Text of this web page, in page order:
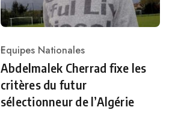
Category
Equipes Nationales
Abdelmalek Cherrad fixe les
critères du futur
sélectionneur de l’Algérie